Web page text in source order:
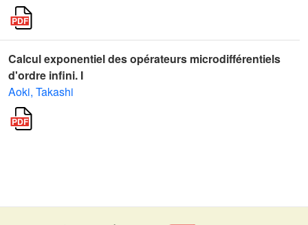
Calcul exponentiel des opérateurs microdifférentiels
d'ordre infini. I
Aoki, Takashi